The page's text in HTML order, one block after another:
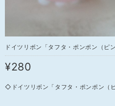
ドイツリボン「タフタ・ポンポン（
¥280
◇ドイツリボン「タフタ・ポンポン（